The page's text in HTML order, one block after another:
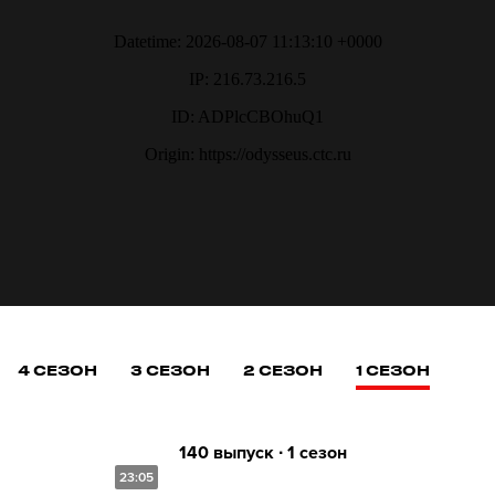
4 СЕЗОН 3 СЕЗОН 2 СЕЗОН 1 СЕЗОН
23:05
140 выпуск ∙ 1 сезон